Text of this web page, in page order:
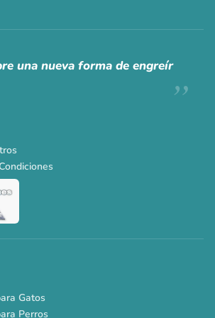
fuimosraros.
todas las promos 🐾
una nueva forma de engreír
Gatos
Perros